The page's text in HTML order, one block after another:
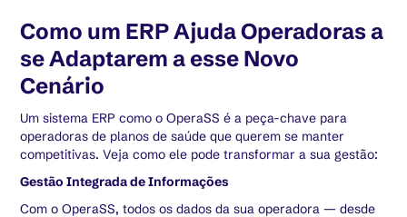
Como um ERP Ajuda Operadoras a
se Adaptarem a esse Novo
Cenário
Um sistema ERP como o OperaSS é a peça-chave para
operadoras de planos de saúde que querem se manter
competitivas. Veja como ele pode transformar a sua gestão:
Gestão Integrada de Informações
Com o OperaSS, todos os dados da sua operadora — desde